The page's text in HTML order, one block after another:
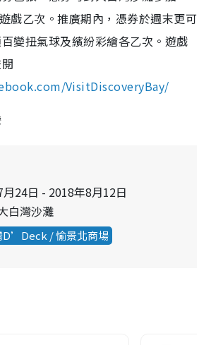
戲乙次。推廣期內，憑券於週末更可
變扭氣球及繽紛彩繪各乙次。遊戲
VisitDiscoveryBay/
24日 - 2018年8月12日
白灣沙灘
D’Deck / 愉景北商場